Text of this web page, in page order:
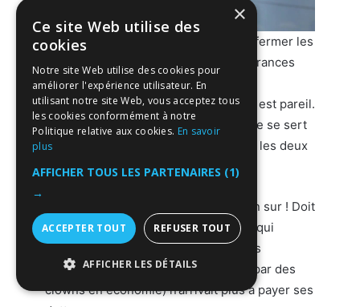
le risque de speculation => il compte fermer les
bourses du monde entier ou les assurances
vies a risque ?!? Clairement non
Pourtant dans ces deux cas le risque est pareil.
la difference => pour le bitcoin l’etat ne se sert
pas autant qu’il aimerai, alors que sur les deux
autres ont a bon nombre de loi
protéger les investisseur => mais bien sur ! Doit
on parler des lois SAPIN1 ou SAPIN2 qui
permettent de VIDER les comptes des
particulier si jamais la France (gerer par des
clowns en economie) n’arrivait plus à payer ses
×
Ce site Web utilise des
cookies
Notre site Web utilise des cookies pour
améliorer l'expérience utilisateur. En
utilisant notre site Web, vous acceptez tous
les cookies conformément à notre
Politique relative aux cookies. En savoir
plus
AFFICHER TOUS LES PARTENAIRES (1)
→
ACCEPTER TOUT REFUSER TOUT
AFFICHER LES DÉTAILS
STRICTEMENT NÉCESSAIRES